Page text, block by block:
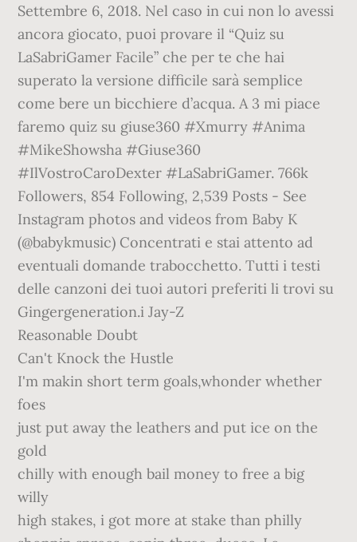
Reasonable Doubt
Can't Knock the Hustle
I'm makin short term goals,whonder whether
foes
just put away the leathers and put ice on the
gold
chilly with enough bail money to free a big
willy
high stakes, i got more at stake than philly